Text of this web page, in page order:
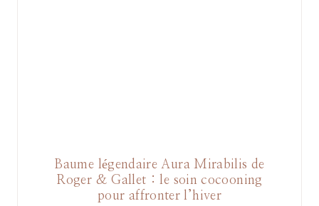
Baume légendaire Aura Mirabilis de
Roger & Gallet : le soin cocooning
pour affronter l’hiver